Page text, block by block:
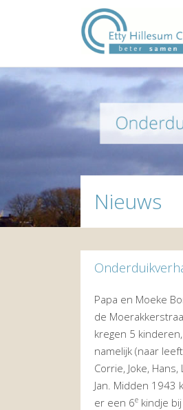
Nieuws
Papa en Moeke
de
kregen 5 kinderen,
namelijk (naar
Corrie, Joke, Hans,
Jan. Midden 1943
er een 6e kindje bij